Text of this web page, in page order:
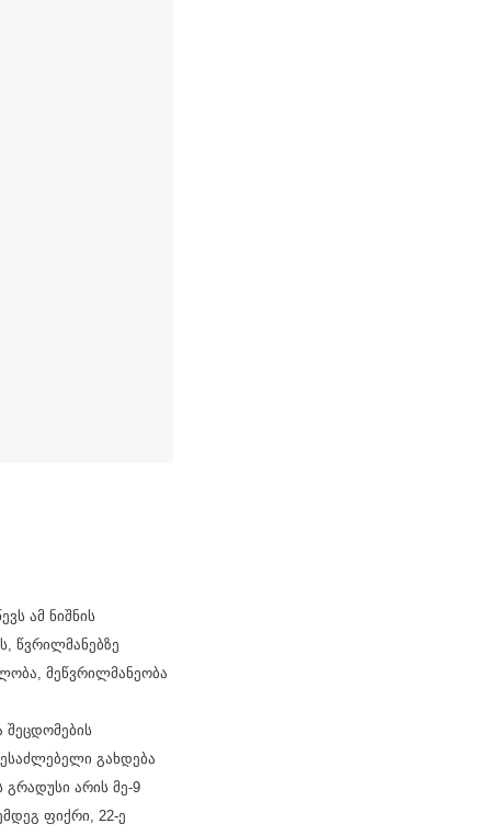
ამ ნიშნის
წვრილმანებზე
მეწვრილმანეობა
გახდება
არის მე-9
ფიქრი, 22-ე